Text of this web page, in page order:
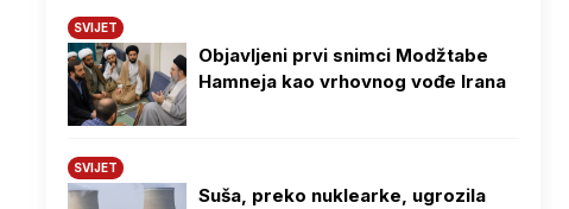
SVIJET
Objavljeni prvi snimci Modžtabe
Hamneja kao vrhovnog vođe Irana
SVIJET
Suša, preko nuklearke, ugrozila